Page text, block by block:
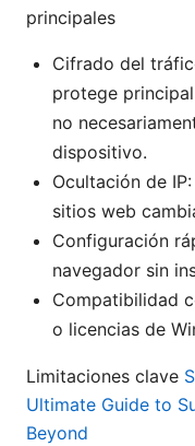
principales
Cifrado del
protege
no
dispositivo.
Ocultación de
sitios web
Configuración
navegador sin
Compatibilidad
o licencias de
Limitaciones clave
Ultimate Guide to
Beyond